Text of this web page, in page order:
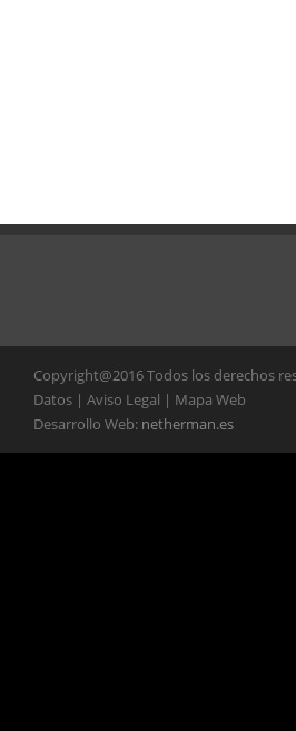
Copyright@2016 Todos los derechos
Datos | Aviso Legal | Mapa Web
Desarrollo Web: netherman.es